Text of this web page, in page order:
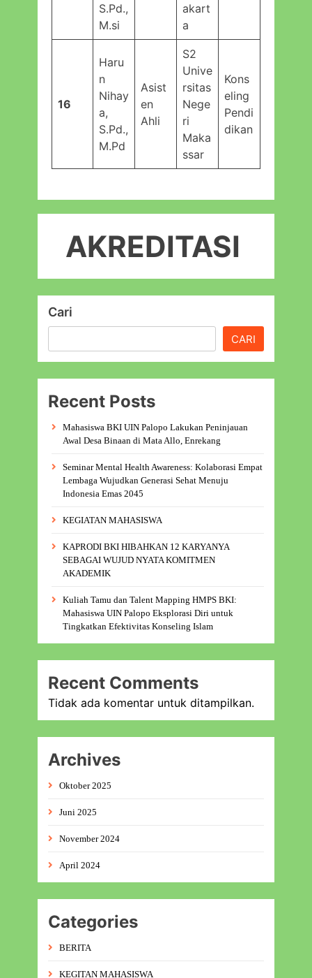
S.Pd.,
M.si
akart
a
16
Haru
n
Nihay
a,
S.Pd.,
M.Pd
Asist
en
Ahli
S2
Unive
rsitas
Nege
ri
Maka
ssar
Kons
eling
Pendi
dikan
AKREDITASI
Cari
CARI
Recent Posts
Mahasiswa BKI UIN Palopo Lakukan Peninjauan
Awal Desa Binaan di Mata Allo, Enrekang
Seminar Mental Health Awareness: Kolaborasi Empat
Lembaga Wujudkan Generasi Sehat Menuju
Indonesia Emas 2045
KEGIATAN MAHASISWA
KAPRODI BKI HIBAHKAN 12 KARYANYA
SEBAGAI WUJUD NYATA KOMITMEN
AKADEMIK
Kuliah Tamu dan Talent Mapping HMPS BKI:
Mahasiswa UIN Palopo Eksplorasi Diri untuk
Tingkatkan Efektivitas Konseling Islam
Recent Comments
Tidak ada komentar untuk ditampilkan.
Archives
Oktober 2025
Juni 2025
November 2024
April 2024
Categories
BERITA
KEGITAN MAHASISWA